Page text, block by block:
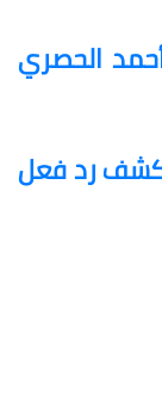
الحصري
رد فعل